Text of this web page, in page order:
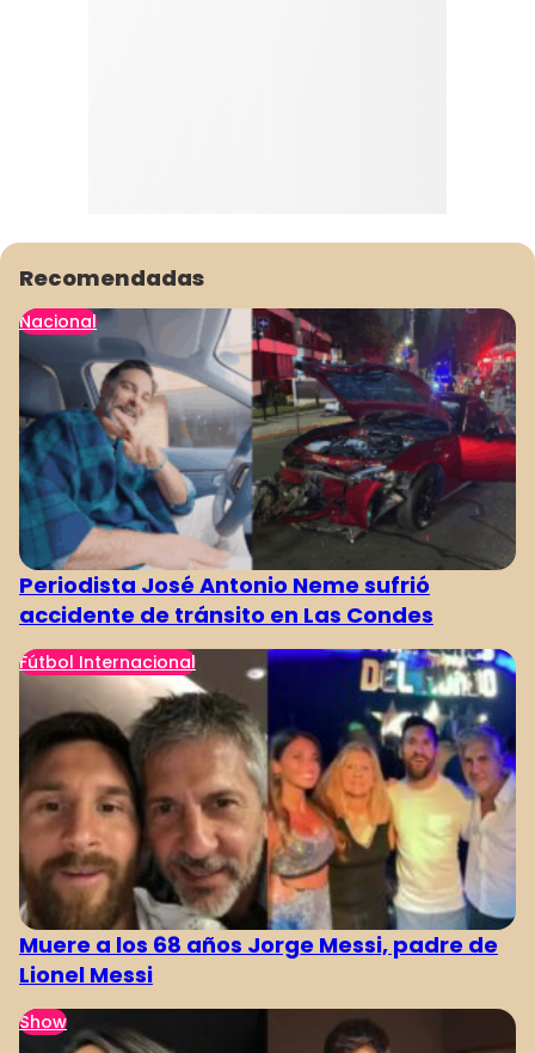
Recomendadas
Nacional
Periodista José Antonio Neme sufrió
accidente de tránsito en Las Condes
Fútbol Internacional
Muere a los 68 años Jorge Messi, padre de
Lionel Messi
Show